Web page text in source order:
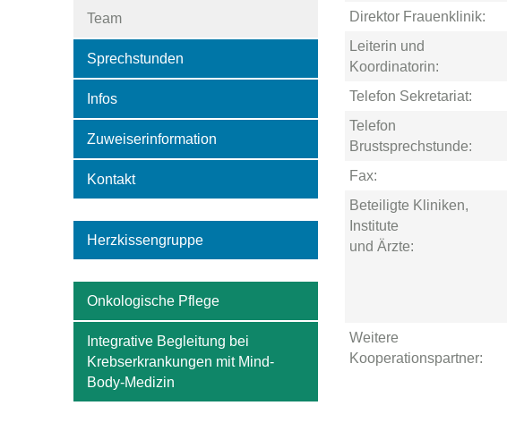
Team
Sprechstunden
Infos
Zuweiserinformation
Kontakt
Herzkissengruppe
Onkologische Pflege
Integrative Begleitung bei
Krebserkrankungen mit Mind-
Body-Medizin
Direktor Frauenklinik:
Leiterin und
Koordinatorin:
Telefon Sekretariat:
Telefon
Brustsprechstunde:
Fax:
Beteiligte Kliniken,
Institute
und Ärzte:
Weitere
Kooperationspartner: